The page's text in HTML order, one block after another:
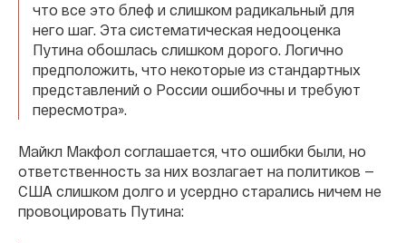
что все это блеф и слишком радикальный для
него шаг. Эта систематическая недооценка
Путина обошлась слишком дорого. Логично
предположить, что некоторые из стандартных
представлений о России ошибочны и требуют
пересмотра».
Майкл Макфол соглашается, что ошибки были, но
ответственность за них возлагает на политиков —
США слишком долго и усердно старались ничем не
провоцировать Путина: